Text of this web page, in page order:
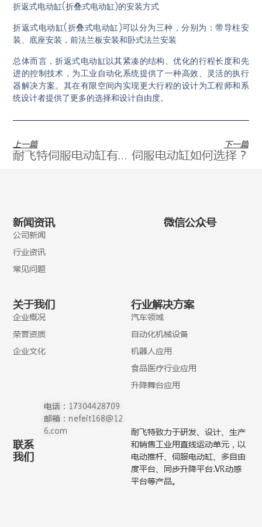
折返式电动缸(折叠式电动缸)的安装方式
折返式电动缸(折叠式电动缸)可以分为三种，分别为：带导柱安
装、底座安装，前法兰板安装和卧式法兰安装
总体而言，折返式电动缸以其紧凑的结构、优化的行程长度和先
进的控制技术，为工业自动化系统提供了一种高效、灵活的执行
器解决方案。其在有限空间内实现更大行程的设计为工程师和系
统设计者提供了更多的选择和设计自由度。
上一篇
耐飞特伺服电动缸有那些优势？
下一篇
伺服电动缸如何选择？
耐飞特致力于研发、设计、生产
和销售工业用直线运动单元，以
电动推杆、伺服电动缸、多自由
度平台、同步升降平台.VR动感
平台等产品。
新闻资讯
公司新闻
行业资讯
常见问题
关于我们
企业概况
荣誉资质
企业文化
行业解决方案
汽车领域
自动化机械设备
机器人应用
食品医疗行业应用
升降舞台应用
联系
我们
电话：17304428709
邮箱：nefeit168@12
6.com
微信公众号